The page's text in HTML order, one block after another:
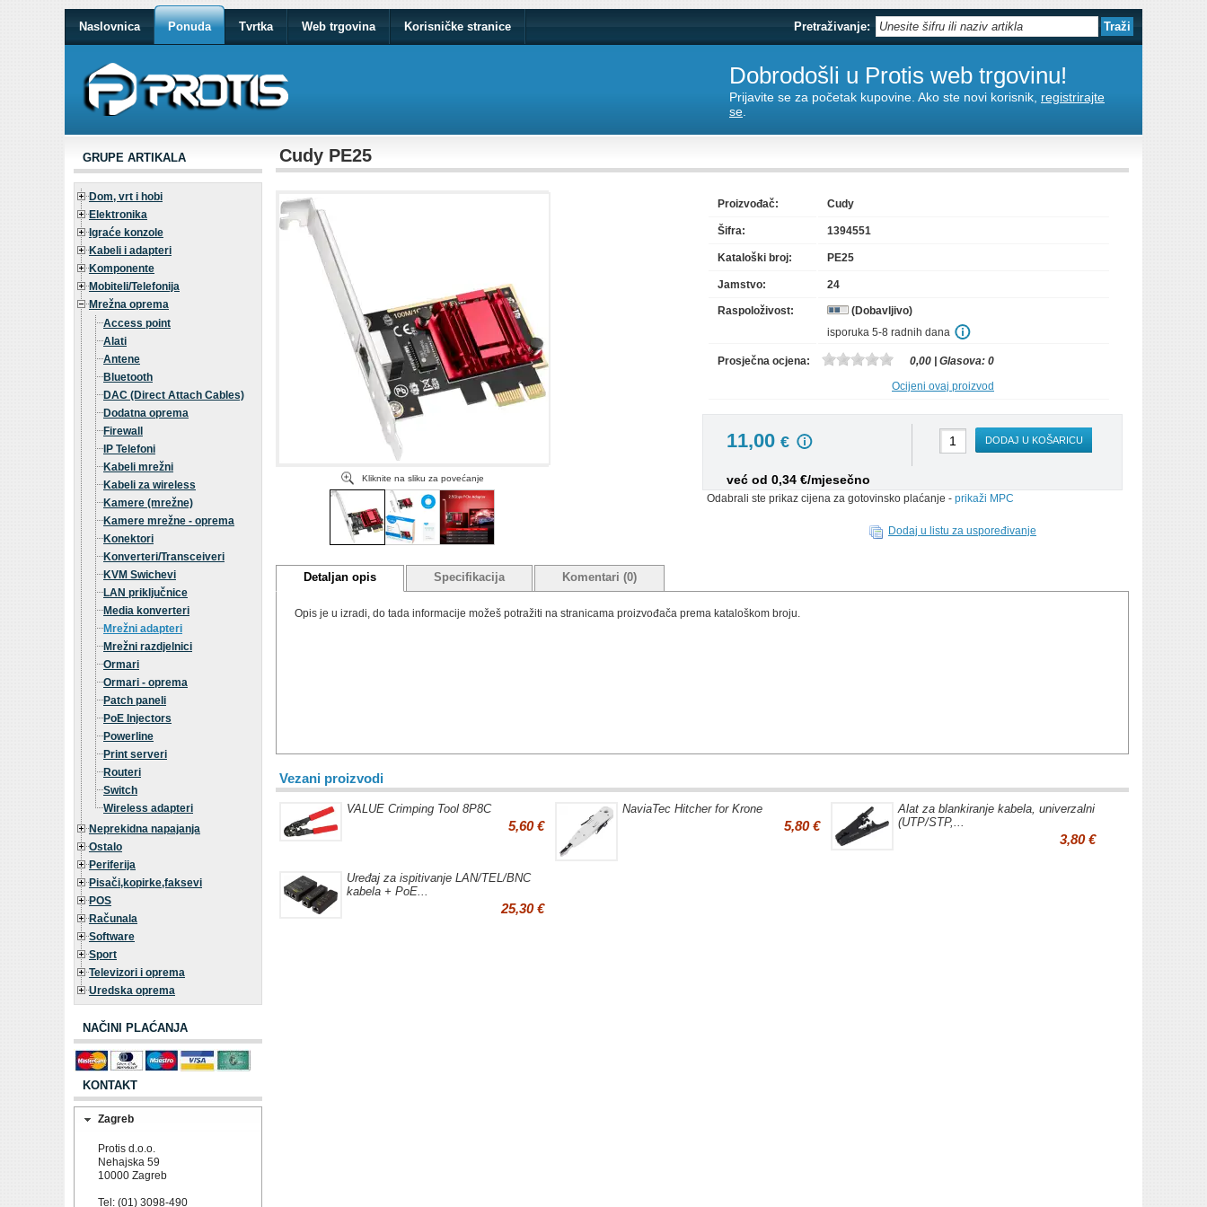
Naslovnica Ponuda Tvrtka Web trgovina Korisničke stranice Pretraživanje:
Dobrodošli u Protis web trgovinu!
Prijavite se za početak kupovine. Ako ste novi korisnik, registrirajte
se
GRUPE ARTIKALA
Dom, vrt i hobi
Elektronika
Igraće konzole
Kabeli i adapteri
Komponente
Mobiteli/Telefonija
Mrežna oprema
Access point
Alati
Antene
Bluetooth
DAC (Direct Attach Cables)
Dodatna oprema
Firewall
IP Telefoni
Kabeli mrežni
Kabeli za wireless
Kamere (mrežne)
Kamere mrežne - oprema
Konektori
Konverteri/Transceiveri
KVM Swichevi
LAN priključnice
Media konverteri
Mrežni adapteri
Mrežni razdjelnici
Ormari
Ormari - oprema
Patch paneli
PoE Injectors
Powerline
Print serveri
Routeri
Switch
Wireless adapteri
Neprekidna napajanja
Ostalo
Periferija
Pisači,kopirke,faksevi
POS
Računala
Software
Sport
Televizori i oprema
Uredska oprema
NAČINI PLAĆANJA
KONTAKT
Zagreb
Protis d.o.o.
Nehajska 59
10000 Zagreb
Tel: (01) 3098-490
Cudy PE25
Kliknite na sliku za povećanje
Proizvođač: Cudy
Šifra: 1394551
Kataloški broj: PE25
Jamstvo: 24
Raspoloživost:
(Dobavljivo)
isporuka 5-8 radnih dana
Prosječna ocjena: 0,00 | Glasova: 0
Ocijeni ovaj proizvod
11,00 €
već od 0,34 €/mjesečno
DODAJ U KOŠARICU
Odabrali ste prikaz cijena za gotovinsko plaćanje - prikaži MPC
Dodaj u listu za uspoređivanje
Detaljan opis Specifikacija Komentari (0)
Opis je u izradi, do tada informacije možeš potražiti na stranicama proizvođača prema kataloškom broju.
Vezani proizvodi
VALUE Crimping Tool 8P8C
5,60 €
NaviaTec Hitcher for Krone
5,80 €
Alat za blankiranje kabela, univerzalni
(UTP/STP,...
3,80 €
Uređaj za ispitivanje LAN/TEL/BNC
kabela + PoE...
25,30 €